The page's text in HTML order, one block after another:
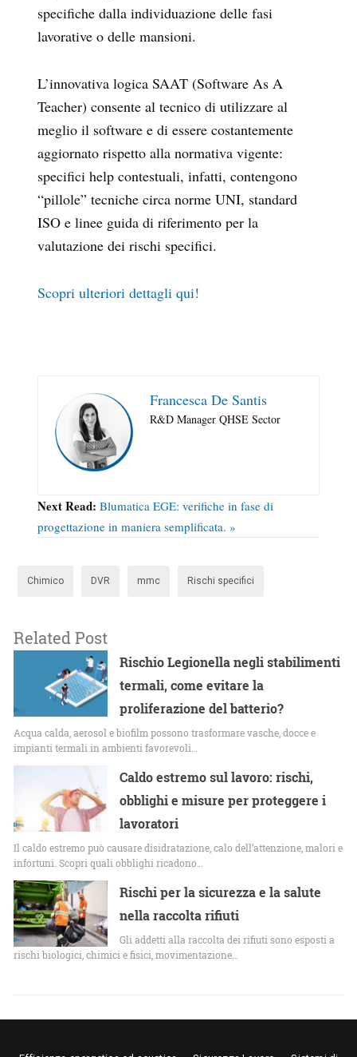
specifiche dalla individuazione delle fasi
lavorative o delle mansioni.
L’innovativa logica SAAT (Software As A
Teacher) consente al tecnico di utilizzare al
meglio il software e di essere costantemente
aggiornato rispetto alla normativa vigente:
specifici help contestuali, infatti, contengono
“pillole” tecniche circa norme UNI, standard
ISO e linee guida di riferimento per la
valutazione dei rischi specifici.
Scopri ulteriori dettagli qui!
Francesca De Santis
R&D Manager QHSE Sector
Next Read: Blumatica EGE: verifiche in fase di
progettazione in maniera semplificata. »
Chimico DVR mmc Rischi specifici
Related Post
Rischio Legionella negli stabilimenti
termali, come evitare la
proliferazione del batterio?
Acqua calda, aerosol e biofilm possono trasformare vasche, docce e
impianti termali in ambienti favorevoli…
Caldo estremo sul lavoro: rischi,
obblighi e misure per proteggere i
lavoratori
Il caldo estremo può causare disidratazione, calo dell’attenzione, malori e
infortuni. Scopri quali obblighi ricadono…
Rischi per la sicurezza e la salute
nella raccolta rifiuti
Gli addetti alla raccolta dei rifiuti sono esposti a
rischi biologici, chimici e fisici, movimentazione…